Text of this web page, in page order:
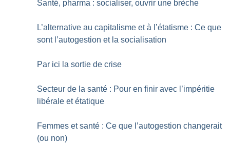
Santé, pharma : socialiser, ouvrir une brèche
L’alternative au capitalisme et à l’étatisme : Ce que
sont l’autogestion et la socialisation
Par ici la sortie de crise
Secteur de la santé : Pour en finir avec l’impéritie
libérale et étatique
Femmes et santé : Ce que l’autogestion changerait
(ou non)